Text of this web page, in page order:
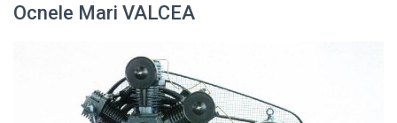
Ocnele Mari VALCEA